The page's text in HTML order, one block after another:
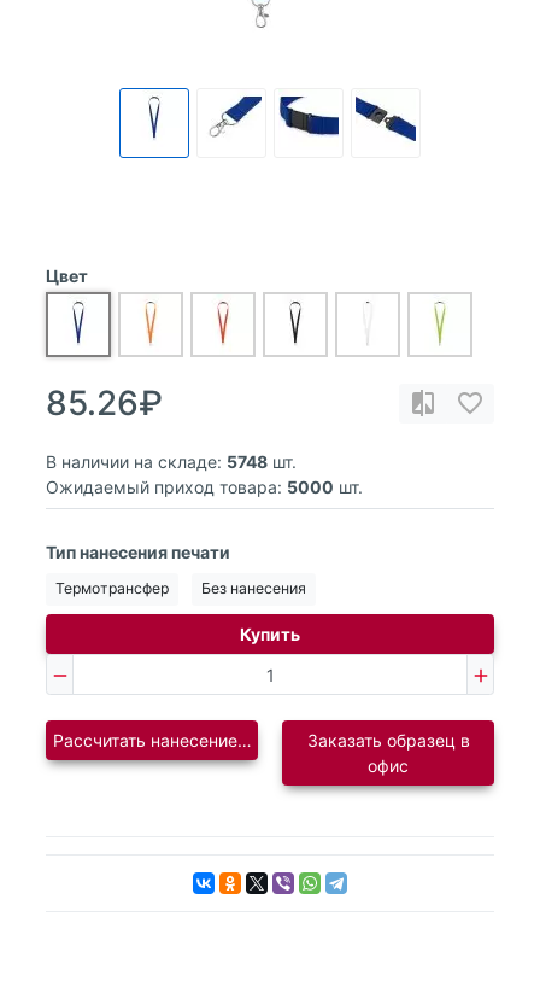
Цвет
85.26₽
В наличии на складе: 5748 шт.
Ожидаемый приход товара: 5000 шт.
Тип нанесения печати
Термотрансфер Без нанесения
Купить
Рассчитать нанесение логотипаЗаказать образец в
офис